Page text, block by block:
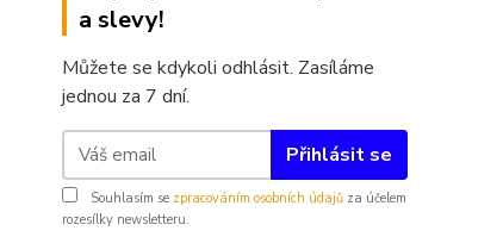
a slevy!
Můžete se kdykoli odhlásit. Zasíláme
jednou za 7 dní.
Přihlásit se
Souhlasím se zpracováním osobních údajů za účelem
rozesílky newsletteru.